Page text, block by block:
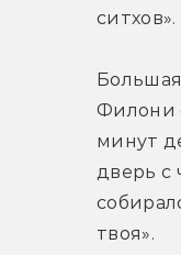
ситхов».
Филони
минут
дверь с
твоя».